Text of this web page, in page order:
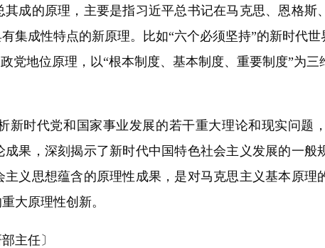
的原理，主要是指习近平总书记在马克思、恩格斯
集成性特点的新原理。比如“六个必须坚持”的新时代
党地位原理，以“根本制度、基本制度、重要制度”为三
时代党和国家事业发展的若干重大理论和现实问题
果，深刻揭示了新时代中国特色社会主义发展的一般
义思想蕴含的原理性成果，是对马克思主义基本原理
大原理性创新。
主任〕